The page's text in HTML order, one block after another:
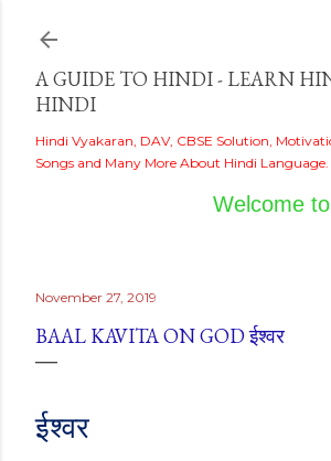
A GUIDE TO HINDI - LEARN
HINDI
Hindi Vyakaran, DAV, CBSE Solution,
Songs and Many More About Hindi Language.
Welcome to
November 27, 2019
BAAL KAVITA ON GOD ईश्वर
ईश्वर